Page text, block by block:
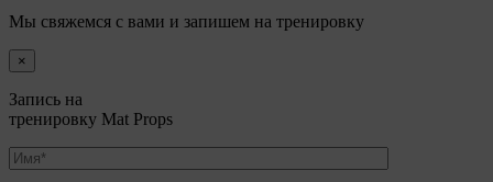
Мы свяжемся с вами и запишем на тренировку
×
Запись на
тренировку Mat Props